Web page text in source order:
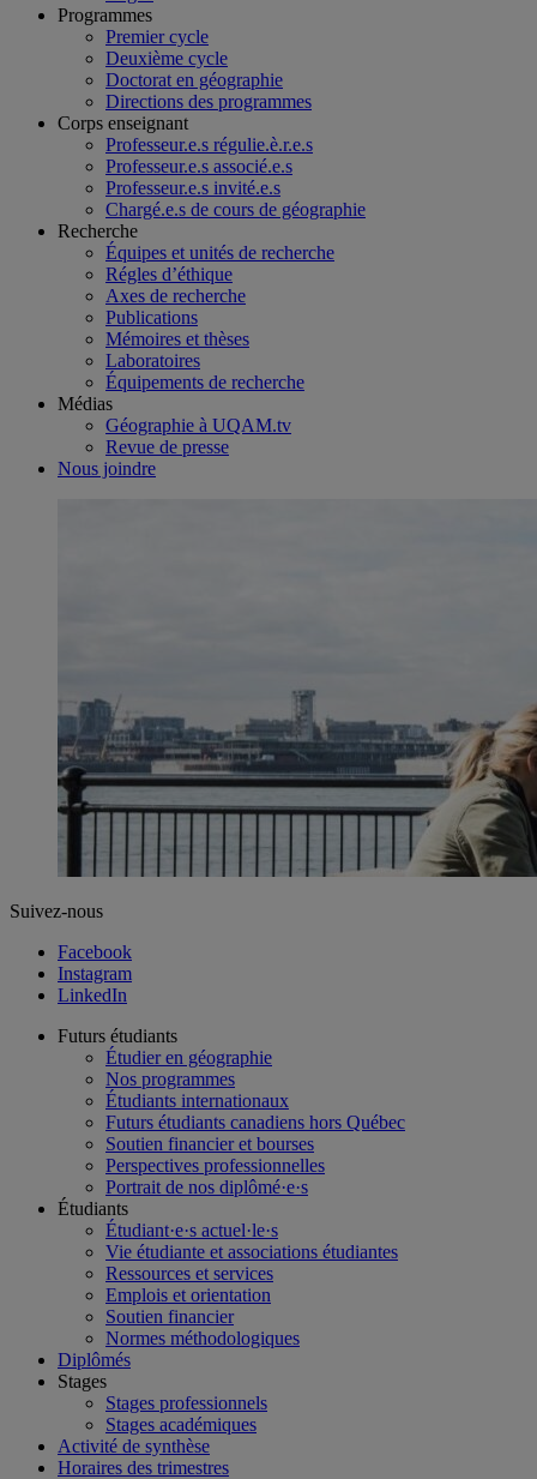
Programmes
Premier cycle
Deuxième cycle
Doctorat en géographie
Directions des programmes
Corps enseignant
Professeur.e.s régulie.è.r.e.s
Professeur.e.s associé.e.s
Professeur.e.s invité.e.s
Chargé.e.s de cours de géographie
Recherche
Équipes et unités de recherche
Régles d’éthique
Axes de recherche
Publications
Mémoires et thèses
Laboratoires
Équipements de recherche
Médias
Géographie à UQAM.tv
Revue de presse
Nous joindre
Suivez-nous
Facebook
Instagram
LinkedIn
Futurs étudiants
Étudier en géographie
Nos programmes
Étudiants internationaux
Futurs étudiants canadiens hors Québec
Soutien financier et bourses
Perspectives professionnelles
Portrait de nos diplômé·e·s
Étudiants
Étudiant·e·s actuel·le·s
Vie étudiante et associations étudiantes
Ressources et services
Emplois et orientation
Soutien financier
Normes méthodologiques
Diplômés
Stages
Stages professionnels
Stages académiques
Activité de synthèse
Horaires des trimestres